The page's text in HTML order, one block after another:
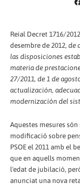
Reial Decret 1716/
desembre de 2012, de
las disposiciones
materia de
27/2011, de 1 de
actualización,
modernización del
Aquestes mesures
modificació sobre
PSOE el 2011 amb el
que en aquells
l'edat de jubilació,
anunciat una nova